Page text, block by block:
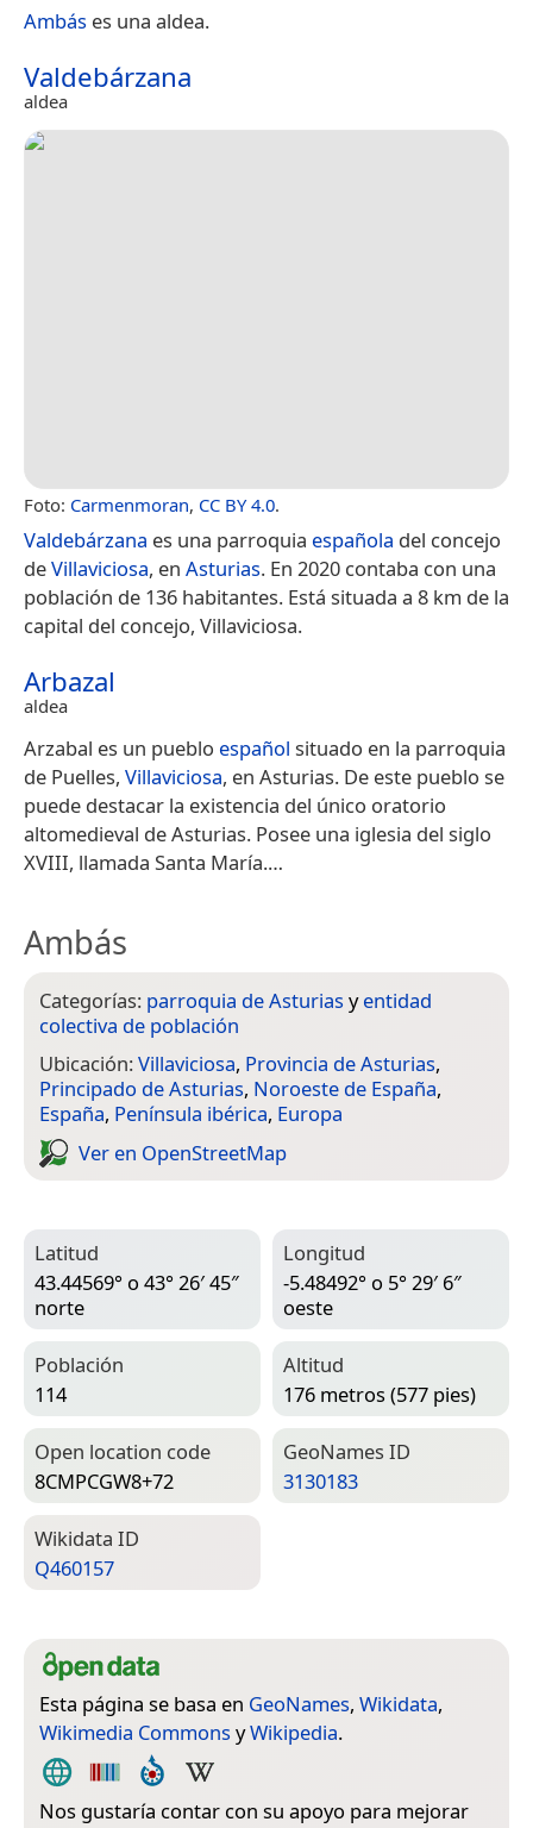
Ambás es una aldea.
Valdebárzana
aldea
Foto: Carmenmoran, CC BY 4.0.
Valdebárzana es una parroquia española del concejo
deVillaviciosa, en Asturias. En 2020 contaba con una
población de 136 habitantes.​ Está situada a 8 km de la
capital del concejo, Villaviciosa.
Arbazal
aldea
Arzabal es un pueblo español situado en la parroquia
de Puelles, Villaviciosa, en Asturias. De este pueblo se
puede destacar la existencia del único oratorio
altomedieval de Asturias. Posee una iglesia del siglo
XVIII, llamada Santa María.​…
Ambás
Categorías: parroquia de Asturias yentidad
colectiva de población
Ubicación:Villaviciosa, Provincia de Asturias,
Principado de Asturias, Noroeste de España,
España, Península ibérica, Europa
Ver en Open­Street­Map
Latitud
43.44569° o 43° 26′ 45″
norte
Longitud
-5.48492° o 5° 29′ 6″
oeste
Población
114
Altitud
176 metros (577 pies)
Open location code
8CMPCGW8+72
Geo­Names ID
3130183
Wiki­data ID
Q460157
Esta página se basa en GeoNames, Wikidata,
Wikimedia Commons yWikipedia.
Nos gustaría contar con su apoyo para mejorar